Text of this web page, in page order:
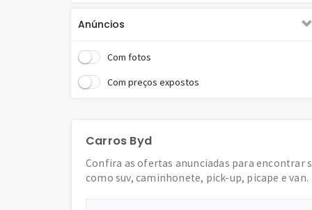
Paddle shift - Carros
Retrovisores elétricos - Carros
Rodas de liga leve - Carros
Sensor de chuva - Carros
Sensor de estacionamento - Carros
Anúncios
Com fotos
Com preços expostos
Carros Byd
Confira as ofertas anunciadas para encontrar
como suv, caminhonete, pick-up, picape e van.